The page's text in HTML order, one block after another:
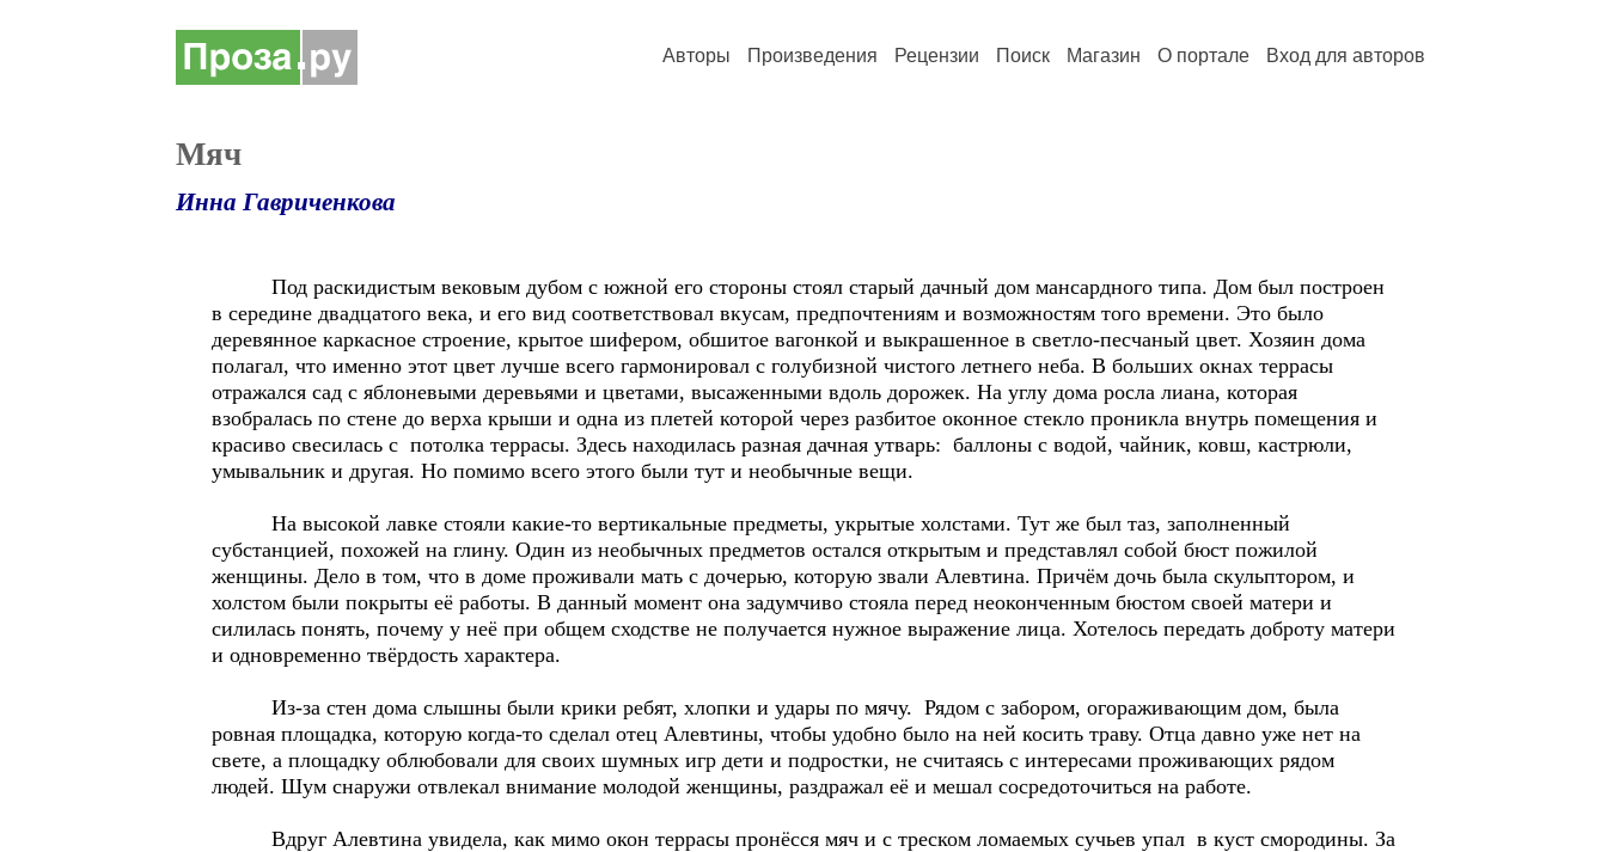
Авторы Произведения Рецензии Поиск Магазин О портале Вход для авторов
Мяч
Инна Гавриченкова
Под раскидистым вековым дубом с южной его стороны стоял старый дачный дом мансардного типа. Дом был построен
в середине двадцатого века, и его вид соответствовал вкусам, предпочтениям и возможностям того времени. Это было
деревянное каркасное строение, крытое шифером, обшитое вагонкой и выкрашенное в светло-песчаный цвет. Хозяин дома
полагал, что именно этот цвет лучше всего гармонировал с голубизной чистого летнего неба. В больших окнах террасы
отражался сад с яблоневыми деревьями и цветами, высаженными вдоль дорожек. На углу дома росла лиана, которая
взобралась по стене до верха крыши и одна из плетей которой через разбитое оконное стекло проникла внутрь помещения и
красиво свесилась с потолка террасы. Здесь находилась разная дачная утварь: баллоны с водой, чайник, ковш, кастрюли,
умывальник и другая. Но помимо всего этого были тут и необычные вещи.
На высокой лавке стояли какие-то вертикальные предметы, укрытые холстами. Тут же был таз, заполненный
субстанцией, похожей на глину. Один из необычных предметов остался открытым и представлял собой бюст пожилой
женщины. Дело в том, что в доме проживали мать с дочерью, которую звали Алевтина. Причём дочь была скульптором, и
холстом были покрыты её работы. В данный момент она задумчиво стояла перед неоконченным бюстом своей матери и
силилась понять, почему у неё при общем сходстве не получается нужное выражение лица. Хотелось передать доброту матери
и одновременно твёрдость характера.
Из-за стен дома слышны были крики ребят, хлопки и удары по мячу. Рядом с забором, огораживающим дом, была
ровная площадка, которую когда-то сделал отец Алевтины, чтобы удобно было на ней косить траву. Отца давно уже нет на
свете, а площадку облюбовали для своих шумных игр дети и подростки, не считаясь с интересами проживающих рядом
людей. Шум снаружи отвлекал внимание молодой женщины, раздражал её и мешал сосредоточиться на работе.
Вдруг Алевтина увидела, как мимо окон террасы пронёсся мяч и с треском ломаемых сучьев упал в куст смородины. За